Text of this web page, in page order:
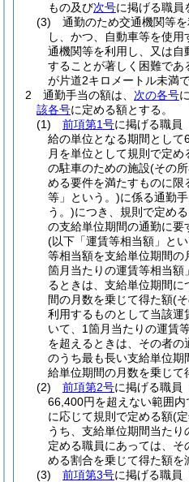
もの及び次号に掲げる職員
(3)
通勤のため交通機関等
し、かつ、自動車等を使
通機関等を利用し、又は自
することが著しく困難で
が片道2キロメートル未満
2
通勤手当の額は、 次の各号
該各号に定める額とする。
(1)
前項第1号に掲げる職
給の単位となる期間とし
月を単位として規則で定め
の駐車のための施設(その
める要件を満たすものに限
等」という。)に係る通勤
う。)につき、規則で定め
の支給単位期間の通勤に
(以下「運賃等相当額」と
等相当額を支給単位期間の
箇月当たりの運賃等相当額
るときは、支給単位期間
間の月数を乗じて得た額(
利用するものとして当該運
いて、1箇月当たりの運賃
を超えるときは、その者の
のうち最も長い支給単位
給単位期間の月数を乗じて
(2)
前項第2号に掲げる職員
66,400円を超えない範囲
に応じて規則で定める額(
うち、支給単位期間当た
定める職員にあっては、
める割合を乗じて得た額を
(3)
前項第3号に掲げる職